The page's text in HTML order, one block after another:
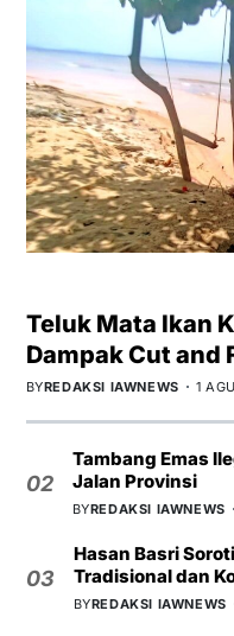
Teluk Mata Ikan
Dampak Cut and
BYREDAKSI IAWNEWS 1
02
Tambang Emas
Jalan Provinsi
BYREDAKSI IAWNEWS
03
Hasan Basri
Tradisional dan
BYREDAKSI IAWNEWS